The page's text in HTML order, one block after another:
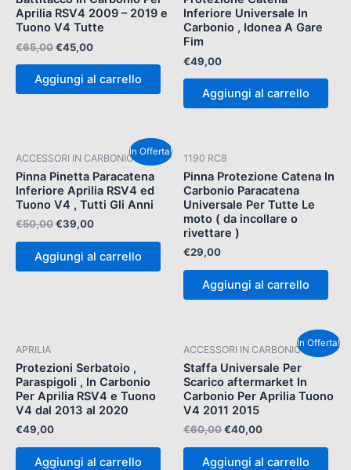
Aprilia RSV4 2009 – 2019 e
Tuono V4 Tutte
€65,00
€65,00.
€45,00
€45,00.
Aggiungi al carrello
Inferiore Universale In
Carbonio , Idonea A Gare
Fim
€49,00
Aggiungi al carrello
In Offerta!
ACCESSORI IN CARBONIO
Pinna Pinetta Paracatena
Inferiore Aprilia RSV4 ed
Tuono V4 , Tutti Gli Anni
€50,00
prezzo
originale
era:
€50,00.
€39,00
prezzo
attuale
è:
€39,00.
Aggiungi al carrello
1190 RC8
Pinna Protezione Catena In
Carbonio Paracatena
Universale Per Tutte Le
moto ( da incollare o
rivettare )
€29,00
Aggiungi al carrello
APRILIA
Protezioni Serbatoio ,
Paraspigoli , In Carbonio
Per Aprilia RSV4 e Tuono
V4 dal 2013 al 2020
€49,00
Aggiungi al carrello
In Offerta!
ACCESSORI IN CARBONIO
Staffa Universale Per
Scarico aftermarket In
Carbonio Per Aprilia Tuono
V4 2011 2015
€60,00
prezzo
originale
era:
€60,00.
€40,00
prezzo
attuale
è:
€40,00.
Aggiungi al carrello